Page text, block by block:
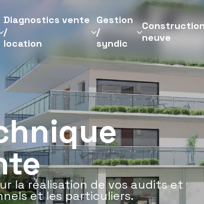
Diagnostics vente
/
location
Gestion
/
syndic
Construction
neuve
la réalisation de vos audits et
et les particuliers.